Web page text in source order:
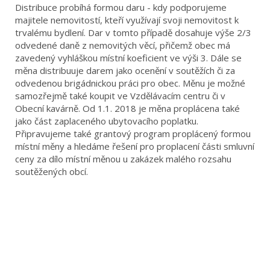
Distribuce probíhá formou daru - kdy podporujeme
majitele nemovitostí, kteří využívají svoji nemovitost k
trvalému bydlení. Dar v tomto případě dosahuje výše 2/3
odvedené daně z nemovitých věcí, přičemž obec má
zavedený vyhláškou místní koeficient ve výši 3. Dále se
měna distribuuje darem jako ocenění v soutěžích či za
odvedenou brigádnickou práci pro obec. Měnu je možné
samozřejmě také koupit ve Vzdělávacím centru či v
Obecní kavárně. Od 1.1. 2018 je měna proplácena také
jako část zaplaceného ubytovacího poplatku.
Připravujeme také grantový program proplácený formou
místní měny a hledáme řešení pro proplacení části smluvní
ceny za dílo místní měnou u zakázek malého rozsahu
soutěžených obcí.